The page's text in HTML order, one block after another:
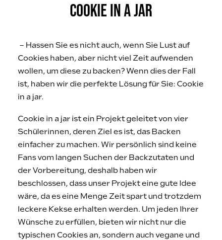
COOKIE IN A JAR
– Hassen Sie es nicht auch, wenn Sie Lust auf
Cookies haben, aber nicht viel Zeit aufwenden
wollen, um diese zu backen? Wenn dies der Fall
ist, haben wir die perfekte Lösung für Sie: Cookie
in a jar.
Cookie in a jar ist ein Projekt geleitet von vier
Schülerinnen, deren Ziel es ist, das Backen
einfacher zu machen. Wir persönlich sind keine
Fans vom langen Suchen der Backzutaten und
der Vorbereitung, deshalb haben wir
beschlossen, dass unser Projekt eine gute Idee
wäre, da es eine Menge Zeit spart und trotzdem
leckere Kekse erhalten werden. Um jeden Ihrer
Wünsche zu erfüllen, bieten wir nicht nur die
typischen Cookies an, sondern auch vegane und